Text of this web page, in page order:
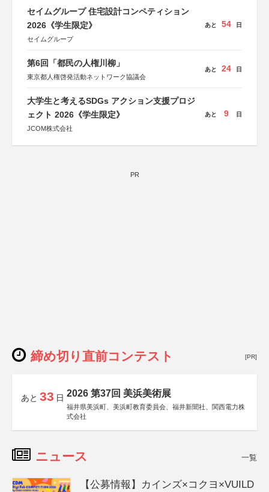
セイムグループ 住宅設計コンペティション
2026《学生限定》
セイムグループ
あと 54 日
第6回「都民の人権川柳」
東京都人権啓発活動ネットワーク協議会
あと 24 日
大学生と考えるSDGs アクション支援プロジ
ェクト 2026《学生限定》
JCOM株式会社
あと 9 日
PR
締め切り直前コンテスト [PR]
あと 33 日 2026 第37回 美浜美術展
福井県美浜町、美浜町教育委員会、福井新聞社、関西電力株
式会社
ニュース 一覧
【公募情報】カインズ×コクヨ×VUILD